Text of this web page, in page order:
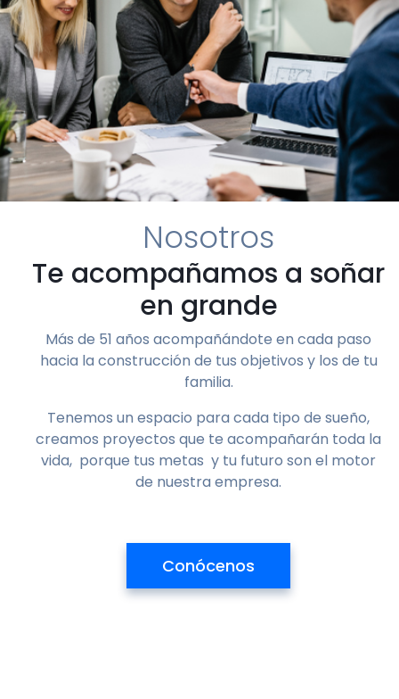
Nosotros
Te acompañamos a soñar
en grande
Más de 51 años acompañándote en cada paso
hacia la construcción de tus objetivos y los de tu
familia.
Tenemos un espacio para cada tipo de sueño,
creamos proyectos que te acompañarán toda la
vida, porque tus metas y tu futuro son el motor
de nuestra empresa.
Conócenos